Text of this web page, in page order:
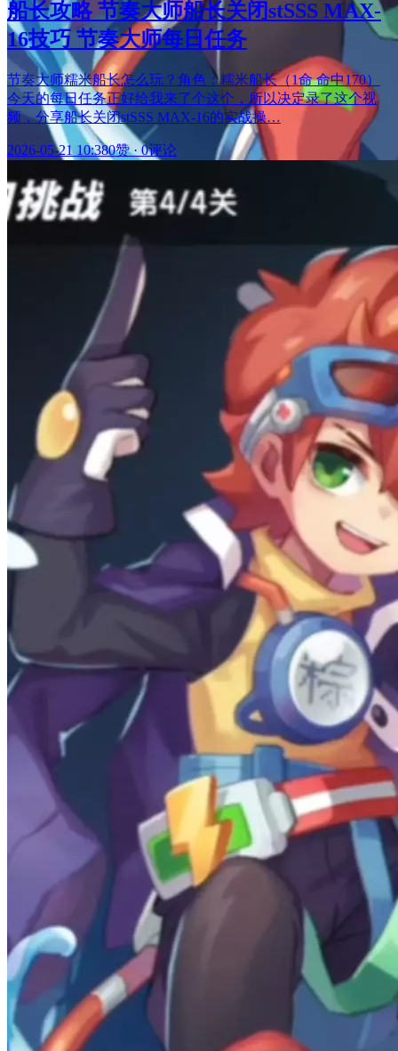
船长攻略 节奏大师船长关闭stSSS MAX-
16技巧 节奏大师每日任务
节奏大师糯米船长怎么玩？角色：糯米船长（1命 命中170）
今天的每日任务正好给我来了个这个，所以决定录了这个视
频，分享船长关闭stSSS MAX-16的实战操…
2026-05-21 10:380赞· 0评论